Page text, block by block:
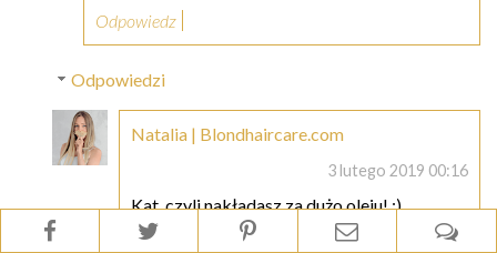
Odpowiedz
Odpowiedzi
Natalia | Blondhaircare.com
3 lutego 2019 00:16
Kat, czyli nakładasz za dużo oleju! :)